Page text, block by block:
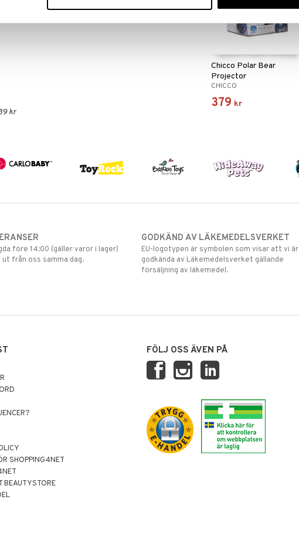
kr
Chicco Polar Bear
Projector
CHICCO
379 kr
före 14:00 (gäller varor i lager)
från oss samma dag.
GODKÄND AV LÄKEMEDELSVERKET
EU-logotypen är symbolen som visar att vi är
godkända av Läkemedelsverket gällande
försäljning av läkemedel.
SHOPPING4NET
BEAUTYSTORE
FÖLJ OSS ÄVEN PÅ